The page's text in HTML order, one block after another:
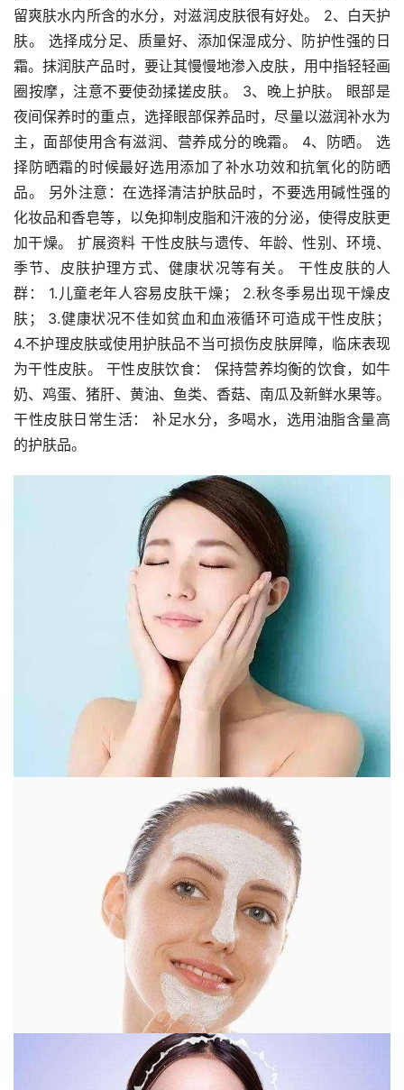
留爽肤水内所含的水分，对滋润皮肤很有好处。 2、白天护
肤。 选择成分足、质量好、添加保湿成分、防护性强的日
霜。抹润肤产品时，要让其慢慢地渗入皮肤，用中指轻轻画
圈按摩，注意不要使劲揉搓皮肤。 3、晚上护肤。 眼部是
夜间保养时的重点，选择眼部保养品时，尽量以滋润补水为
主，面部使用含有滋润、营养成分的晚霜。 4、防晒。 选
择防晒霜的时候最好选用添加了补水功效和抗氧化的防晒
品。 另外注意：在选择清洁护肤品时，不要选用碱性强的
化妆品和香皂等，以免抑制皮脂和汗液的分泌，使得皮肤更
加干燥。 扩展资料 干性皮肤与遗传、年龄、性别、环境、
季节、皮肤护理方式、健康状况等有关。 干性皮肤的人
群： 1.儿童老年人容易皮肤干燥； 2.秋冬季易出现干燥皮
肤； 3.健康状况不佳如贫血和血液循环可造成干性皮肤；
4.不护理皮肤或使用护肤品不当可损伤皮肤屏障，临床表现
为干性皮肤。 干性皮肤饮食： 保持营养均衡的饮食，如牛
奶、鸡蛋、猪肝、黄油、鱼类、香菇、南瓜及新鲜水果等。
干性皮肤日常生活： 补足水分，多喝水，选用油脂含量高
的护肤品。